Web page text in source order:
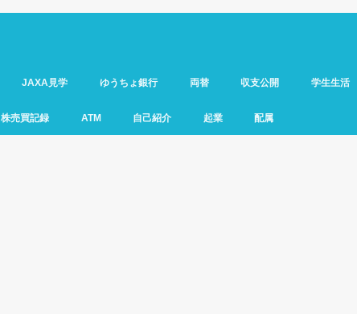
JAXA見学 ゆうちょ銀行 両替 収支公開 学生生活
株売買記録 ATM 自己紹介 起業 配属